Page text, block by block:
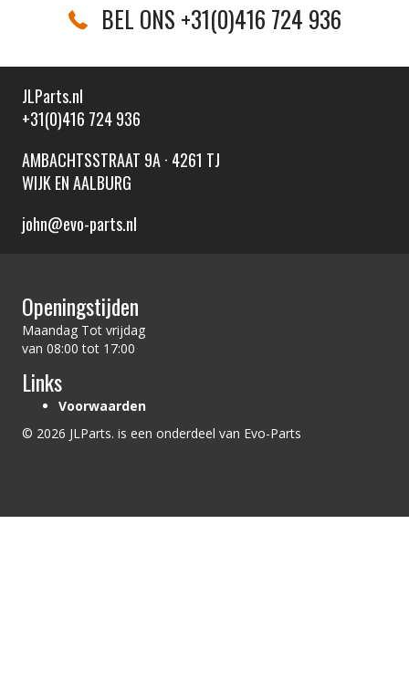
BEL ONS +31(0)416 724 936
JLParts.nl
+31(0)416 724 936
AMBACHTSSTRAAT 9A · 4261 TJ
WIJK EN AALBURG
john@evo-parts.nl
Openingstijden
Maandag Tot vrijdag
van 08:00 tot 17:00
Links
Voorwaarden
© 2026 JLParts. is een onderdeel van Evo-Parts